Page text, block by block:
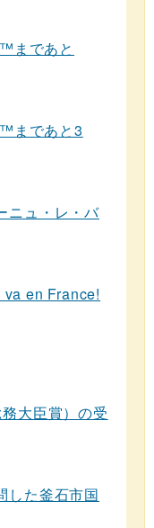
まであと
まであと3
ニュ・レ・バ
va en France!
大臣賞）の受
した釜石市国